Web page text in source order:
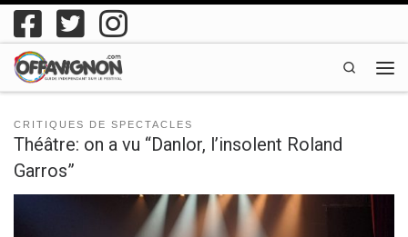
Passer au contenu
Search
CRITIQUES DE SPECTACLES
Théâtre: on a vu “Danlor, l’insolent Roland
Garros”